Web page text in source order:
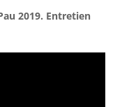
2019. Entretien